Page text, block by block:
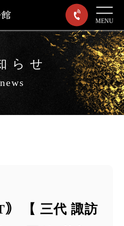
MENU
らせ
news
｠ 【 三代 諏訪